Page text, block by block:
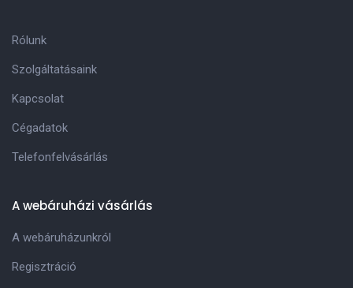
Rólunk
Szolgáltatásaink
Kapcsolat
Cégadatok
Telefonfelvásárlás
A webáruházi vásárlás
A webáruházunkról
Regisztráció